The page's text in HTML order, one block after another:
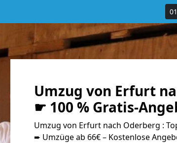
Umzug von Erfurt
☛ 100 % Gratis-
Umzug von Erfurt nach Oderberg :
➨ Umzüge ab 66€ – Kostenlose